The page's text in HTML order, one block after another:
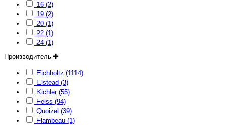
16 (2)
19 (2)
20 (1)
22 (1)
24 (1)
Производитель
Eichholtz (1114)
Elstead (3)
Kichler (55)
Feiss (94)
Quoizel (39)
Flambeau (1)